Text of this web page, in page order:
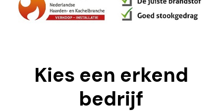
Kies een erkend
bedrijf